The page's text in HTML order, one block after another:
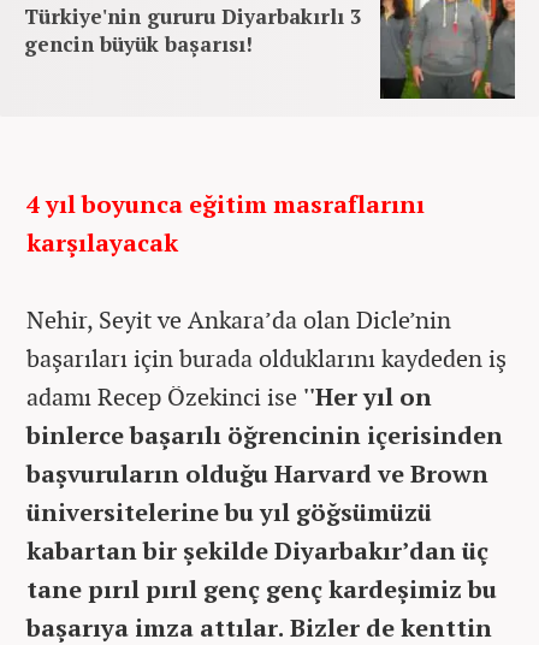
Türkiye'nin gururu Diyarbakırlı 3
gencin büyük başarısı!
4 yıl boyunca eğitim masraflarını
karşılayacak
Nehir, Seyit ve Ankara’da olan Dicle’nin
başarıları için burada olduklarını kaydeden iş
adamı Recep Özekinci ise ''Her yıl on
binlerce başarılı öğrencinin içerisinden
başvuruların olduğu Harvard ve Brown
üniversitelerine bu yıl göğsümüzü
kabartan bir şekilde Diyarbakır’dan üç
tane pırıl pırıl genç genç kardeşimiz bu
başarıya imza attılar. Bizler de kenttin